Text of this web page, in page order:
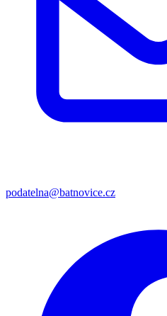
podatelna@batnovice.cz